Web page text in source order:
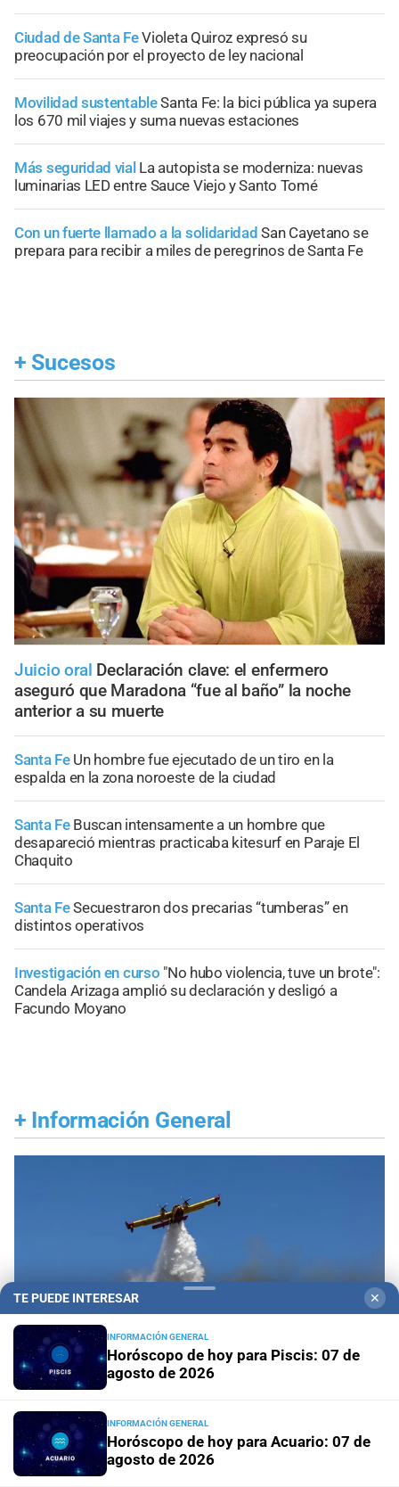
Ciudad de Santa FeVioleta Quiroz expresó su
preocupación por el proyecto de ley nacional
Movilidad sustentableSanta Fe: la bici pública ya supera
los 670 mil viajes y suma nuevas estaciones
Más seguridad vial La autopista se moderniza: nuevas
luminarias LED entre Sauce Viejo y Santo Tomé
Con un fuerte llamado a la solidaridad San Cayetano se
prepara para recibir a miles de peregrinos de Santa Fe
+ Sucesos
Juicio oral Declaración clave: el enfermero
aseguró que Maradona “fue al baño” la noche
anterior a su muerte
Santa Fe Un hombre fue ejecutado de un tiro en la
espalda en la zona noroeste de la ciudad
Santa Fe Buscan intensamente a un hombre que
desapareció mientras practicaba kitesurf en Paraje El
Chaquito
Santa FeSecuestraron dos precarias “tumberas” en
distintos operativos
Investigación en curso "No hubo violencia, tuve un brote":
Candela Arizaga amplió su declaración y desligó a
Facundo Moyano
+ Información General
Propiedad privada y derechos
ambientales cuestionan la reforma por su posible
regresión en materia ambiental
TE PUEDE INTERESAR ✕
INFORMACIÓN GENERAL
Horóscopo de hoy para Piscis: 07 de
agosto de 2026
INFORMACIÓN GENERAL
Horóscopo de hoy para Acuario: 07 de
agosto de 2026